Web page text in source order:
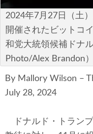
ポリシー
税制・予算
エネルギー・
サイバーセキ
国境・移民政
2024年7月27日（土
開催されたビットコ
和党大統領候補ドナ
Photo/Alex Brandon）
By Mallory Wilson –
July 28, 2024
ドナルド・トラン